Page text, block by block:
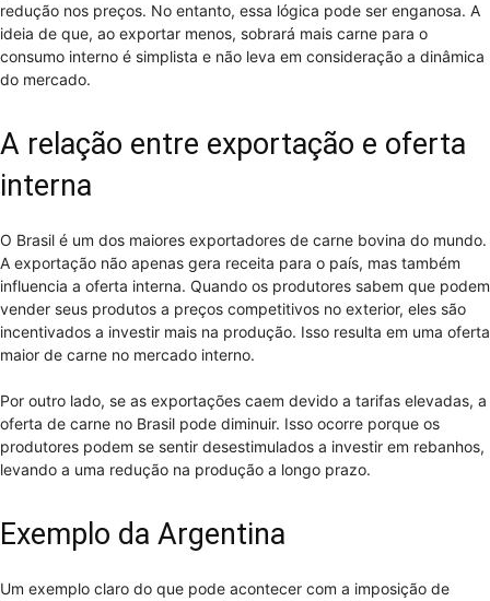
redução nos preços. No entanto, essa lógica pode ser enganosa. A
ideia de que, ao exportar menos, sobrará mais carne para o
consumo interno é simplista e não leva em consideração a dinâmica
do mercado.
A relação entre exportação e oferta
interna
O Brasil é um dos maiores exportadores de carne bovina do mundo.
A exportação não apenas gera receita para o país, mas também
influencia a oferta interna. Quando os produtores sabem que podem
vender seus produtos a preços competitivos no exterior, eles são
incentivados a investir mais na produção. Isso resulta em uma oferta
maior de carne no mercado interno.
Por outro lado, se as exportações caem devido a tarifas elevadas, a
oferta de carne no Brasil pode diminuir. Isso ocorre porque os
produtores podem se sentir desestimulados a investir em rebanhos,
levando a uma redução na produção a longo prazo.
Exemplo da Argentina
Um exemplo claro do que pode acontecer com a imposição de